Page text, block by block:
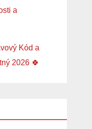
a
Kód a
2026 🍀